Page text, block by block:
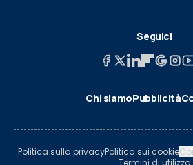
Seguici
Chi siamoPubblicità
Politica sulla privacyPolitica sui cookie
Termini di utilizzo